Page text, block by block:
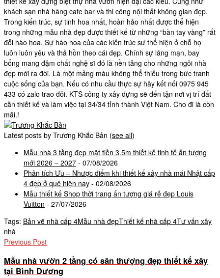
khách sạn nhà hàng cafe bar và thi công nội thất không gian đẹp.
Trong kiến trúc, sự tinh hoa nhất, hoàn hảo nhất được thể hiện
trong những mẫu nhà đẹp được thiết kế từ những “bàn tay vàng” rất
đỗi hào hoa. Sự hào hoa của các kiến trúc sư thể hiện ở chỗ họ
luôn luôn yêu và thả hồn theo cái đẹp. Chính sự lãng mạn, bay
bổng mang đậm chất nghệ sĩ đó là nền tảng cho những ngôi nhà
đẹp mới ra đời. Là một mảng màu không thể thiếu trong bức tranh
cuộc sống của bạn. Nếu có nhu cầu thực sự hãy kết nối 0975 945
433 có zalo trao đỗi. KTS công ty xây dựng sẽ đến tận nơi vị trí đất
cần thiết kế và làm việc tại 34/34 tỉnh thành Việt Nam. Cho đi là còn
mãi.!
Latest posts by Trương Khắc Bản (see all)
Mẫu nhà 3 tầng đẹp mặt tiền 3.5m thiết kế tinh tế ấn tượng
mới 2026 – 2027 - 07/08/2026
Phân tích Ưu – Nhược điểm khi thiết kế xây nhà mái Nhật cấp
4 đẹp ở quê hiện nay - 02/08/2026
Mẫu thiết kế Shop thời trang ấn tượng giá rẻ đẹp Louis
Vuitton - 27/07/2026
Tags: Bản vẽ nhà cấp 4Mẫu nhà đẹpThiết kế nhà cấp 4Tư vấn xây
nhà
Previous Post
Mẫu nhà vườn 2 tầng có sân thượng đẹp thiết kế xây
tại Bình Dương